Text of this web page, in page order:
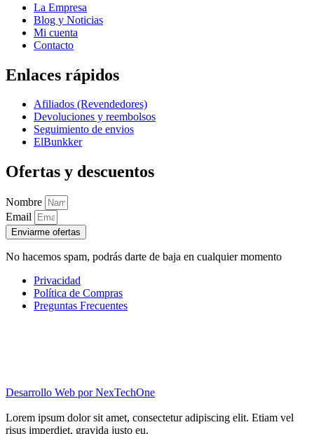
La Empresa
Blog y Noticias
Mi cuenta
Contacto
Enlaces rápidos
Afiliados (Revendedores)
Devoluciones y reembolsos
Seguimiento de envios
ElBunkker
Ofertas y descuentos
Nombre
Email
Enviarme ofertas
No hacemos spam, podrás darte de baja en cualquier momento
Privacidad
Política de Compras
Preguntas Frecuentes
Desarrollo Web porNexTechOne
Lorem ipsum dolor sit amet, consectetur adipiscing elit. Etiam vel
risus imperdiet, gravida justo eu.